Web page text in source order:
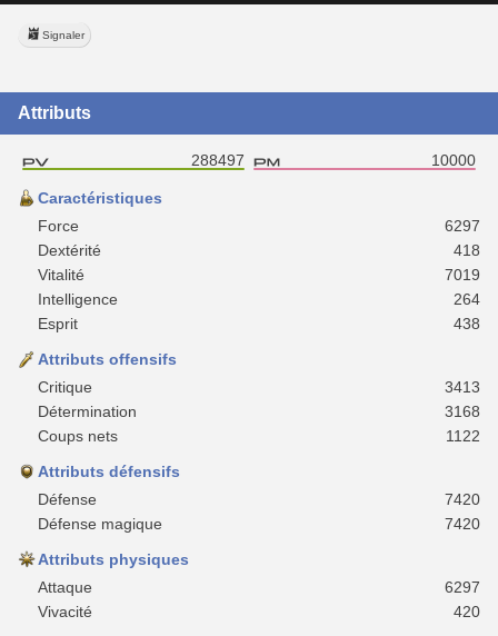
Signaler
Attributs
288497 10000
Caractéristiques
Force
6297
Dextérité
418
Vitalité
7019
Intelligence
264
Esprit
438
Attributs offensifs
Critique
3413
Détermination
3168
Coups nets
1122
Attributs défensifs
Défense
7420
Défense magique
7420
Attributs physiques
Attaque
6297
Vivacité
420